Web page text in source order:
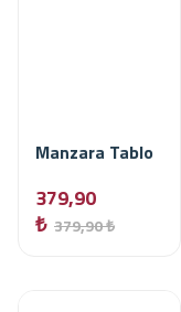
Manzara Tablo
379,90
₺ 379,90 ₺